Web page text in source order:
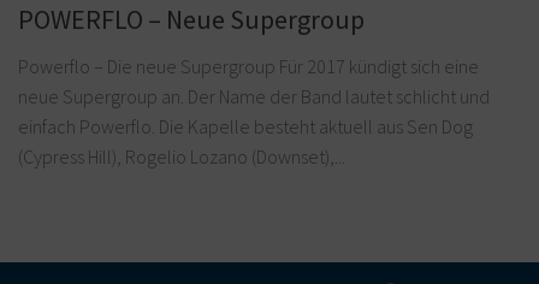
POWERFLO – Neue Supergroup
Powerflo – Die neue Supergroup Für 2017 kündigt sich eine
neue Supergroup an. Der Name der Band lautet schlicht und
einfach Powerflo. Die Kapelle besteht aktuell aus Sen Dog
(Cypress Hill), Rogelio Lozano (Downset),...